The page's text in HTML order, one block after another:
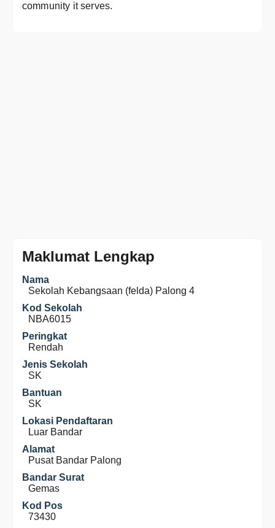
community it serves.
Maklumat Lengkap
Nama
Sekolah Kebangsaan (felda) Palong 4
Kod Sekolah
NBA6015
Peringkat
Rendah
Jenis Sekolah
SK
Bantuan
SK
Lokasi Pendaftaran
Luar Bandar
Alamat
Pusat Bandar Palong
Bandar Surat
Gemas
Kod Pos
73430